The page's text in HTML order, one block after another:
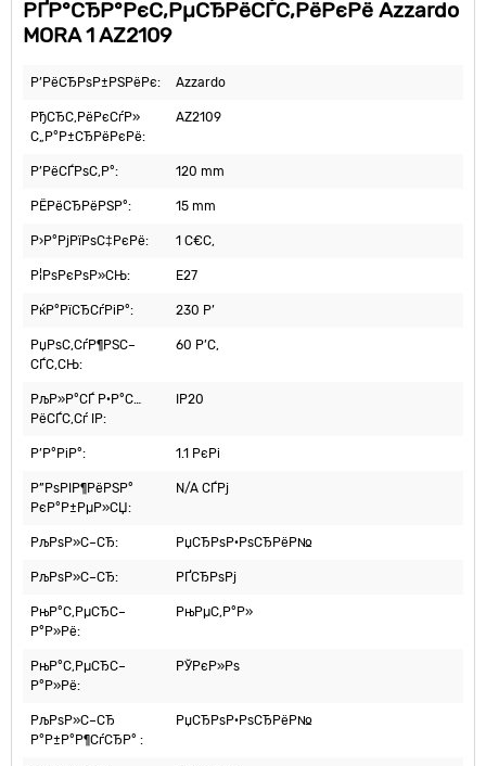
РҐР°СЂР°РєС‚РµСЂРёСЃС‚РёРєРё Azzardo
MORA 1 AZ2109
Р’РёСЂРѕР±РЅРёРє: Azzardo
РђСЂС‚РёРєСѓР»
С„Р°Р±СЂРёРєРё:
AZ2109
Р’РёСЃРѕС‚Р°: 120 mm
РЁРёСЂРёРЅР°: 15 mm
Р›Р°РјРїРѕС‡РєРё: 1 С€С‚
Р¦РѕРєРѕР»СЊ: E27
РќР°РїСЂСѓРіР°: 230 Р’
РџРѕС‚СѓР¶РЅС–
СЃС‚СЊ:
60 Р’С‚
РљР»Р°СЃ Р·Р°С…
РёСЃС‚Сѓ IP:
IP20
Р’Р°РіР°: 1.1 РєРі
Р”РѕРІР¶РёРЅР°
РєР°Р±РµР»СЏ:
N/A СЃРј
РљРѕР»С–СЂ: РџСЂРѕР·РѕСЂРёР№
РљРѕР»С–СЂ: РҐСЂРѕРј
РњР°С‚РµСЂС–
Р°Р»Рё:
РњРµС‚Р°Р»
РњР°С‚РµСЂС–
Р°Р»Рё:
РЎРєР»Рѕ
РљРѕР»С–СЂ
Р°Р±Р°Р¶СѓСЂР° :
РџСЂРѕР·РѕСЂРёР№